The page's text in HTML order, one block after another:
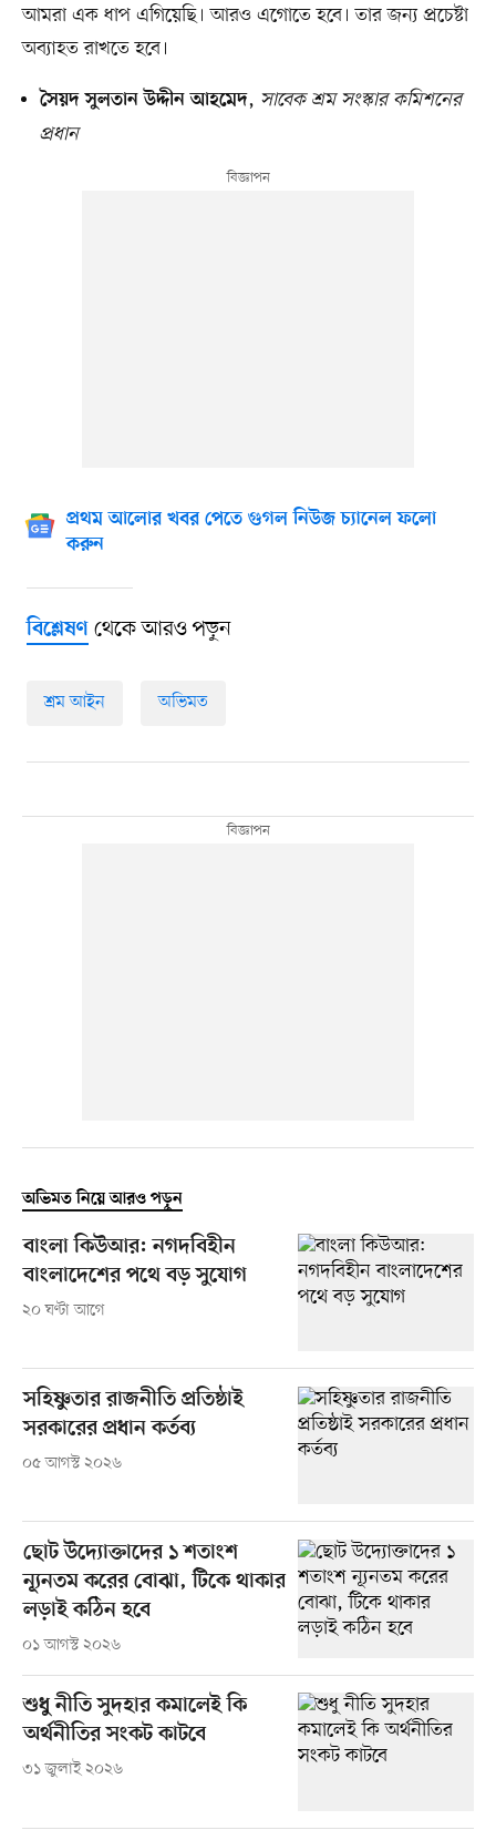
আমরা এক ধাপ এগিয়েছি। আরও এগোতে হবে। তার জন্য প্রচেষ্টা
অব্যাহত রাখতে হবে।
সৈয়দ সুলতান উদ্দীন আহমেদ, সাবেক শ্রম সংস্কার কমিশনের
প্রধান
প্রথম আলোর খবর পেতে গুগল নিউজ চ্যানেল ফলো
করুন
বিশ্লেষণথেকে আরও পড়ুন
শ্রম আইন অভিমত
অভিমত নিয়ে আরও পড়ুন
বাংলা কিউআর: নগদবিহীন
বাংলাদেশের পথে বড় সুযোগ
২০ ঘণ্টা আগে
সহিষ্ণুতার রাজনীতি প্রতিষ্ঠাই
সরকারের প্রধান কর্তব্য
০৫ আগস্ট ২০২৬
ছোট উদ্যোক্তাদের ১ শতাংশ
ন্যূনতম করের বোঝা, টিকে থাকার
লড়াই কঠিন হবে
০১ আগস্ট ২০২৬
শুধু নীতি সুদহার কমালেই কি
অর্থনীতির সংকট কাটবে
৩১ জুলাই ২০২৬